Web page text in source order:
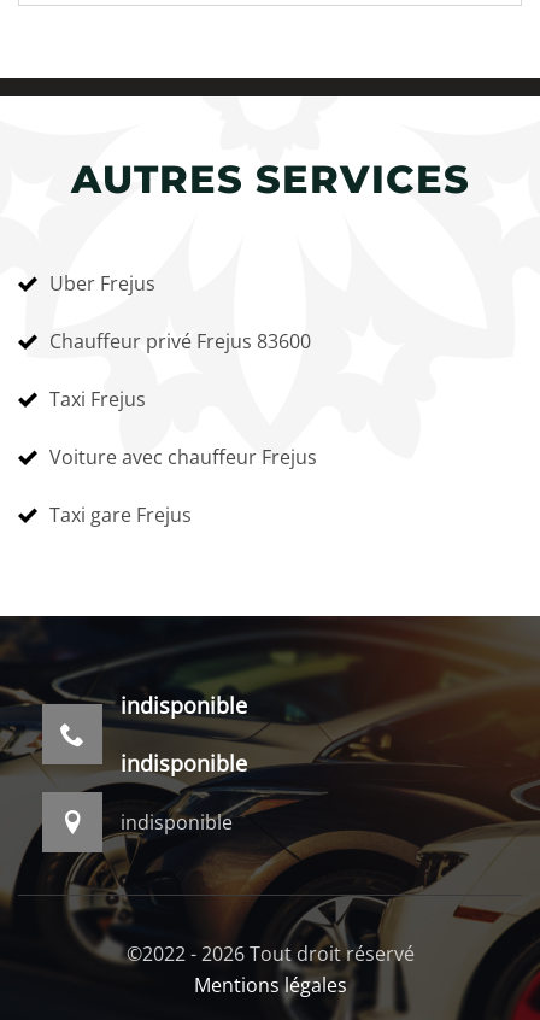
AUTRES SERVICES
Uber Frejus
Chauffeur privé Frejus 83600
Taxi Frejus
Voiture avec chauffeur Frejus
Taxi gare Frejus
indisponible
indisponible
indisponible
©2022 - 2026 Tout droit réservé
Mentions légales